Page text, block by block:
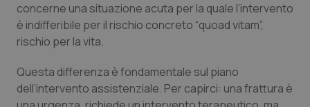
QS Pro
Professionisti Sanitari.AI
Abruzzo
QS Pro Gold
concerne una situazione acuta per la quale l’intervento
è indifferibile per il rischio concreto “quoad vitam”,
rischio per la vita.
Questa differenza è fondamentale sul piano
dell’intervento assistenziale. Per capirci: una frattura è